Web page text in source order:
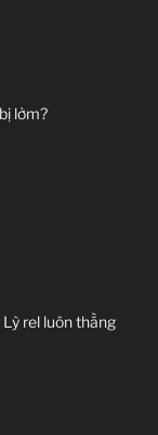
lởm?
rel luôn thằng